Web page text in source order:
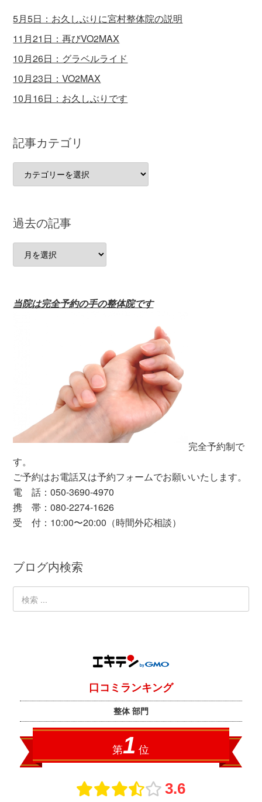
5月5日：お久しぶりに宮村整体院の説明
11月21日：再びVO2MAX
10月26日：グラベルライド
10月23日：VO2MAX
10月16日：お久しぶりです
記事カテゴリ
事
ゴ
リ
過去の記事
去
事
当院は完全予約の手の整体院です
完全予約制で
す。
ご予約はお電話又は予約フォームでお願いいたします。
電 話：050-3690-4970
携 帯：080-2274-1626
受 付：10:00〜20:00（時間外応相談）
ブログ内検索